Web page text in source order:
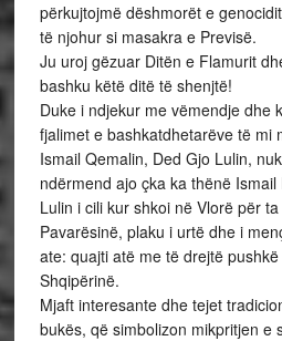
përkujtojmë dëshmorët e
të njohur si masakra e Previsë.
Ju uroj gëzuar Ditën e Flamurit
bashku këtë ditë të shenjtë!
Duke i ndjekur me vëmendje dhe
fjalimet e bashkatdhetarëve të mi
Ismail Qemalin, Ded Gjo Lulin,
ndërmend ajo çka ka thënë
Lulin i cili kur shkoi në Vlorë për
Pavarësinë, plaku i urtë dhe i
ate: quajti atë me të drejtë
Shqipërinë.
Mjaft interesante dhe tejet
bukës, që simbolizon mikpritjen e